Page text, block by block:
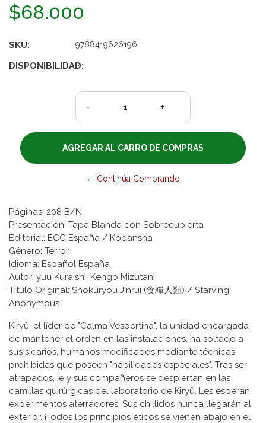
$68.000
SKU: 9788419626196
DISPONIBILIDAD:
2
- +
← Continúa Comprando
Páginas: 208 B/N
Presentación: Tapa Blanda con Sobrecubierta
Editorial: ECC España / Kodansha
Género: Terror
Idioma: Español España
Autor: yuu Kuraishi, Kengo Mizutani
Título Original: Shokuryou Jinrui (食糧人類) / Starving
Anonymous
Kiryû, el líder de "Calma Vespertina", la unidad encargada
de mantener el orden en las instalaciones, ha soltado a
sus sicarios, humanos modificados mediante técnicas
prohibidas que poseen "habilidades especiales". Tras ser
atrapados, Ie y sus compañeros se despiertan en las
camillas quirúrgicas del laboratorio de Kiryû. Les esperan
experimentos aterradores. Sus chillidos nunca llegarán al
exterior. ¡Todos los principios éticos se vienen abajo en el